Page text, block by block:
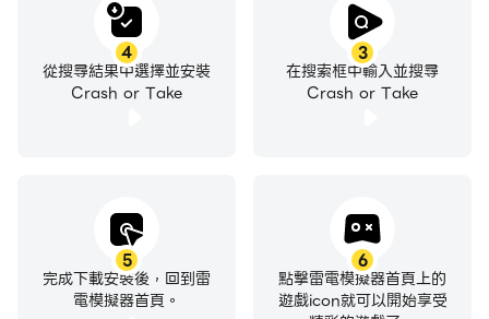
3
在搜索框中輸入並搜尋
Crash or Take
4
從搜尋結果中選擇並安裝
Crash or Take
5
完成下載安裝後，回到雷
電模擬器首頁。
6
點擊雷電模擬器首頁上的
遊戲icon就可以開始享受